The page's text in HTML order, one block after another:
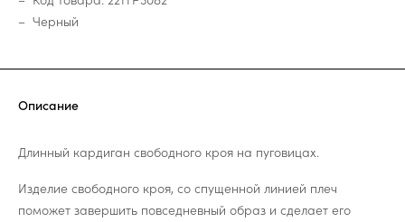
Черный
Описание
Длинный кардиган свободного кроя на пуговицах.
Изделие свободного кроя, со спущенной линией плеч
поможет завершить повседневный образ и сделает его